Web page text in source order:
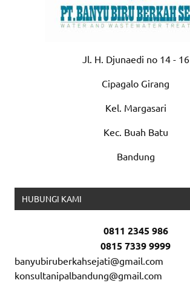
Jl. H. Djunaedi no 14 - 16
Cipagalo Girang
Kel. Margasari
Kec. Buah Batu
Bandung
HUBUNGI KAMI
0811 2345 986
0815 7339 9999
banyubiruberkahsejati@gmail.com
konsultanipalbandung@gmail.com